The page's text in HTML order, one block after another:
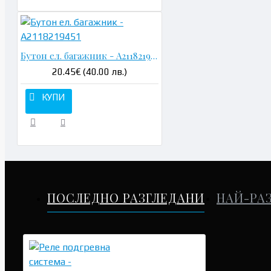
Бутон ел. багажник - A2118219451
20.45€ (40.00 лв.)
КУПИ
ПОСЛЕДНО РАЗГЛЕДАНИ НАЙ-